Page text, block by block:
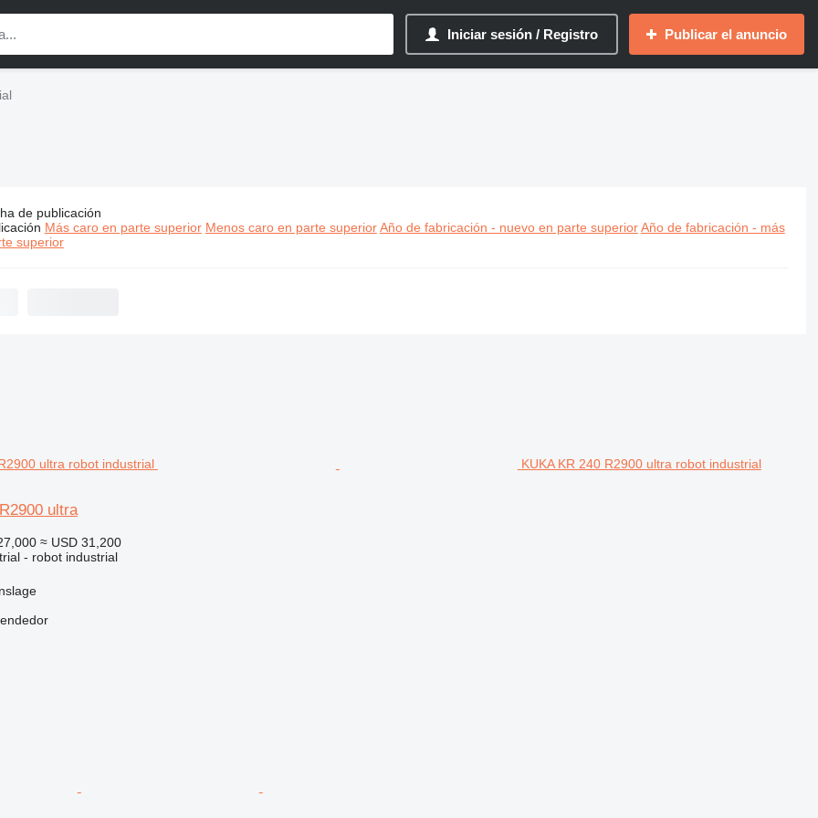
Iniciar sesión / Registro Publicar el anuncio
KUKA maquinaria industrial
de publicación
Más caro en parte superior Menos caro en parte superior Año de fabricación - nuevo en parte superior Año de fabricación - más
superior
KUKA KR 240 R2900 ultra robot industrial
ultra
≈ USD 31,200
- robot industrial